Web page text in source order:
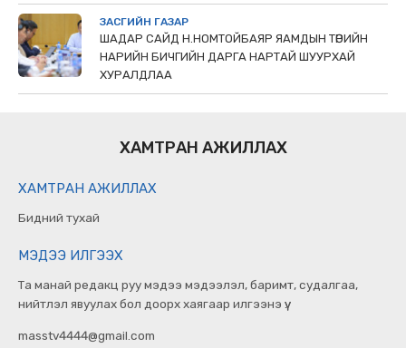
ЗАСГИЙН ГАЗАР
ШАДАР САЙД Н.НОМТОЙБАЯР ЯАМДЫН ТӨРИЙН
НАРИЙН БИЧГИЙН ДАРГА НАРТАЙ ШУУРХАЙ
ХУРАЛДЛАА
ХАМТРАН АЖИЛЛАХ
ХАМТРАН АЖИЛЛАХ
Бидний тухай
МЭДЭЭ ИЛГЭЭХ
Та манай редакц руу мэдээ мэдээлэл, баримт, судалгаа,
нийтлэл явуулах бол доорх хаягаар илгээнэ үү.
masstv4444@gmail.com